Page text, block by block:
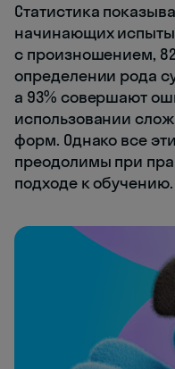
Статистика
начинающих
с произношением,
определении рода
а 93% совершают
использовании
форм. Однако все
преодолимы при
подходе к обучению.